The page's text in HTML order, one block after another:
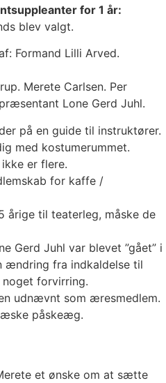
for 1 år:
blev valgt.
Formand Lilli Arved.
Merete Carlsen. Per
Lone Gerd Juhl.
på en guide til instruktører.
med kostumerummet.
er flere.
for kaffe /
årige til teaterleg, måske de
Gerd Juhl var blevet ”gået” i
ændring fra indkaldelse til
forvirring.
udnævnt som æresmedlem.
påskeæg.
et ønske om at sætte